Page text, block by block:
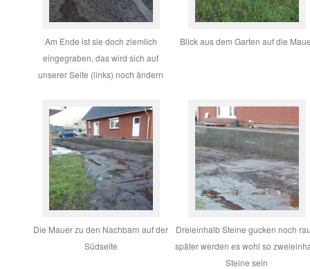
Am Ende ist sie doch ziemlich
eingegraben, das wird sich auf
unserer Seite (links) noch ändern
Blick aus dem Garten auf die
Die Mauer zu den Nachbarn auf der
Südseite
Dreieinhalb Steine gucken noch
später werden es wohl so
Steine sein